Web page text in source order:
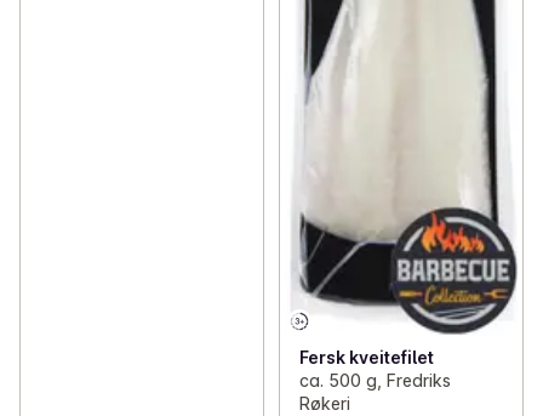
Fersk kveitefilet
ca. 500 g, Fredriks
Røkeri